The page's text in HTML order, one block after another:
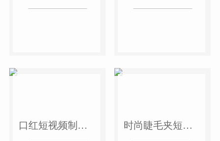
口红短视频制作案例 时尚睫毛夹短视频案例